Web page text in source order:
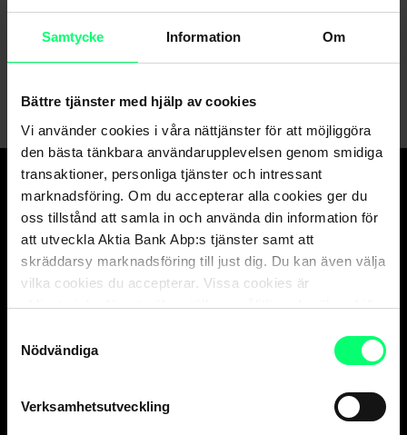
Samtycke Information Om
Bättre tjänster med hjälp av cookies
Vi använder cookies i våra nättjänster för att möjliggöra
den bästa tänkbara användarupplevelsen genom smidiga
transaktioner, personliga tjänster och intressant
marknadsföring. Om du accepterar alla cookies ger du
oss tillstånd att samla in och använda din information för
att utveckla Aktia Bank Abp:s tjänster samt att
skräddarsy marknadsföring till just dig. Du kan även välja
vilka cookies du accepterar. Vissa cookies är
obligatoriska för att säkerställa en pålitlig och säker drift
Nödvändiga
Verksamhetsutveckling
2 5 6 9
Den goda banken.
Och suveräna
kapitalförvaltaren.
010 247 010